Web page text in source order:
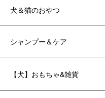
犬＆猫のおやつ
シャンプー＆ケア
【犬】おもちゃ&雑貨